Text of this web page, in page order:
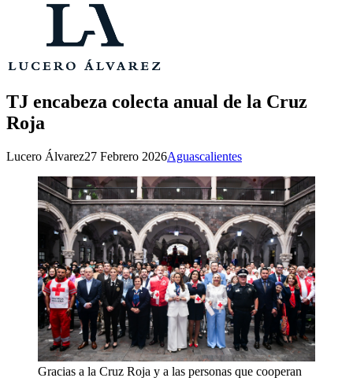
TJ encabeza colecta anual de la Cruz
Roja
Lucero Álvarez27 Febrero 2026Aguascalientes
Gracias a la Cruz Roja y a las personas que cooperan